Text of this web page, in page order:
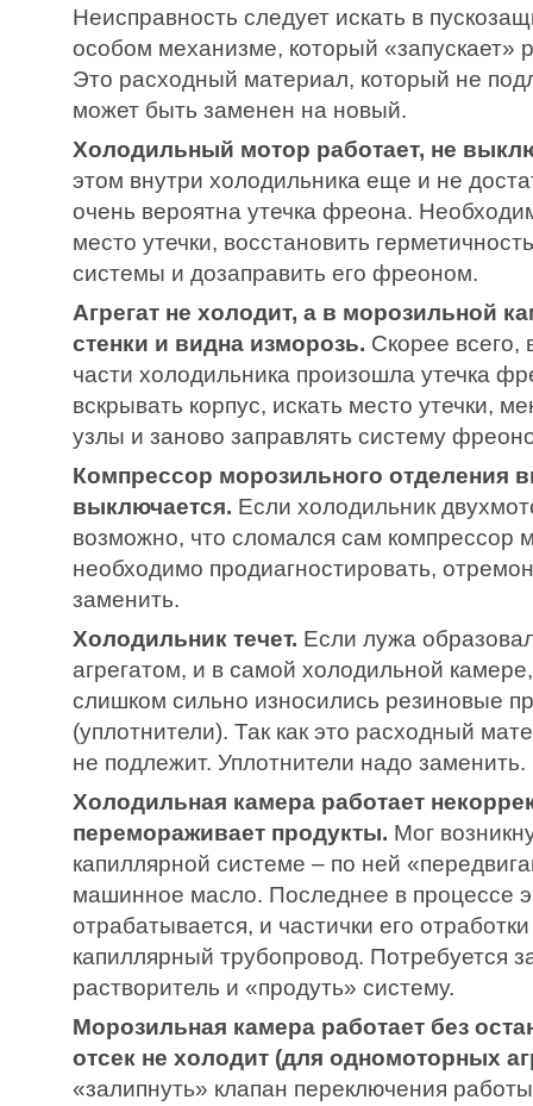
Неисправность следует искать в
особом механизме, который «запускает»
Это расходный материал, который не
может быть заменен на новый.
Холодильный мотор работает, не
этом внутри холодильника еще и не
очень вероятна утечка фреона.
место утечки, восстановить
системы и дозаправить его фреоном.
Агрегат не холодит, а в морозильной
стенки и видна изморозь. Скорее всего,
части холодильника произошла утечка
вскрывать корпус, искать место утечки,
узлы и заново заправлять систему
Компрессор морозильного отделения
выключается. Если холодильник
возможно, что сломался сам компрессор
необходимо продиагностировать,
заменить.
Холодильник течет. Если лужа
агрегатом, и в самой холодильной
слишком сильно износились резиновые
(уплотнители). Так как это расходный
не подлежит. Уплотнители надо заменить.
Холодильная камера работает
перемораживает продукты. Мог
капиллярной системе – по ней
машинное масло. Последнее в процессе
отрабатывается, и частички его
капиллярный трубопровод. Потребуется
растворитель и «продуть» систему.
Морозильная камера работает без
отсек не холодит (для одномоторных
«залипнуть» клапан переключения